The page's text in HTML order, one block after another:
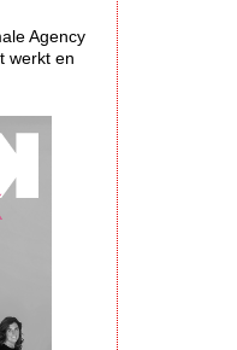
Agency
werkt en